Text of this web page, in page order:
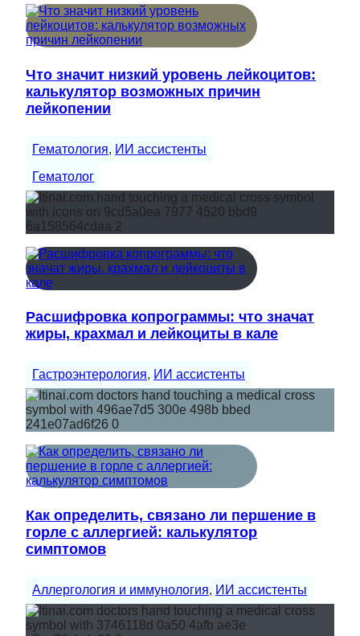
Что значит низкий уровень лейкоцитов:
калькулятор возможных причин
лейкопении
Гематология, ИИ ассистенты
Гематолог
Расшифровка копрограммы: что значат
жиры, крахмал и лейкоциты в кале
Гастроэнтерология, ИИ ассистенты
Как определить, связано ли першение в
горле с аллергией: калькулятор
симптомов
Аллергология и иммунология, ИИ ассистенты